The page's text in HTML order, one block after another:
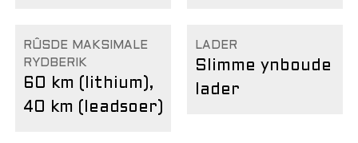
RÛSDE MAKSIMALE
RYDBERIK
60 km (lithium),
40 km (leadsoer)
LADER
Slimme ynboude
lader